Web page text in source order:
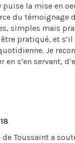
la mise en
du témoignage
simples mais
pratiqué, et
Je
s’en servant,
Toussaint a